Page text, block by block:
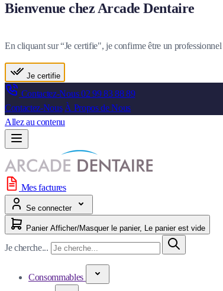
Bienvenue chez Arcade Dentaire
En cliquant sur “Je certifie", je confirme être un
Je certifie
Contactez-Nous02 99 83 88 89
Contactez-Nous À Propos de Nous
Allez au contenu
Mes factures
Se connecter
Panier Afficher/Masquer le panier, Le panier est vide
Je cherche...
Consommables